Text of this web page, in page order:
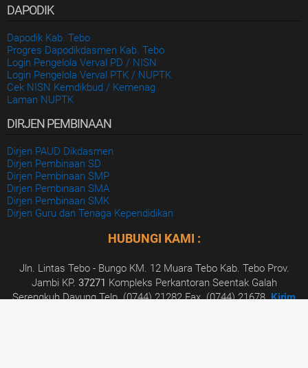
DAPODIK
Dapodik Kab. Tebo
Progres Dapodikdasmen Kab. Tebo
Login Pengelola Verval PD / NISN
Login Pengelola Verval PTK / NUPTK
Cek NISN Kemdikbud / Kemenag
Laman NUPTK
DIRJEN PEMBINAAN
Dirjen PAUD Dikdasmen
Dirjen Pembinaan SD
Dirjen Pembinaan SMP
Dirjen Pembinaan SMA
Dirjen Pembinaan SMK
Dirjen Guru dan Tenaga Kependidikan
HUBUNGI KAMI :
Jln. Lintas Tebo - Bungo KM. 12 Muara Tebo Kab. Tebo Prov.
Jambi KP. 37271 Kompleks Perkantoran Seentak Galah
Serengkuh Dayung Telp. (0744) 21282 Fax. (0744) 21678.Kirim